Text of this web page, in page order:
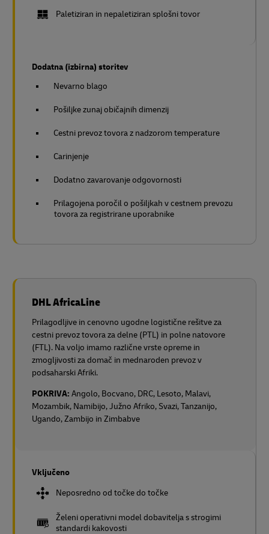
Paletiziran in nepaletiziran splošni tovor
Dodatna (izbirna) storitev
Nevarno blago
Pošiljke zunaj običajnih dimenzij
Cestni prevoz tovora z nadzorom temperature
Carinjenje
Dodatno zavarovanje odgovornosti
Prilagojena poročil o pošiljkah v cestnem prevozu
tovora za registrirane uporabnike
DHL AfricaLine
Prilagodljive in cenovno ugodne logistične rešitve za
cestni prevoz tovora za delne (PTL) in polne natovore
(FTL). Na voljo imamo različne vrste opreme in
zmogljivosti za domač in mednaroden prevoz v
podsaharski Afriki.
POKRIVA: Angolo, Bocvano, DRC, Lesoto, Malavi,
Mozambik, Namibijo, Južno Afriko, Svazi, Tanzanijo,
Ugando, Zambijo in Zimbabve
Vključeno
Neposredno od točke do točke
Želeni operativni model dobavitelja s strogimi
standardi kakovosti